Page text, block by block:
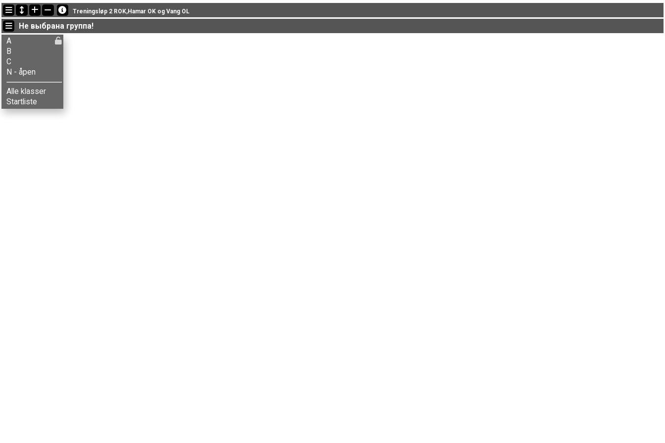
Последние обновления
19:19:41: Simen Bordal (A) финишировал с результатом 45:34 (14)
19:13:48: Øivind Frøisland (
19:12:48: Henning Wernøe (A) финишировал с результатом 65:28 (21)
Treningsløp 2 ROK,Hamar OK og Vang OL
Не выбрана группа!
A
B
C
N - åpen
Alle klasser
Startliste